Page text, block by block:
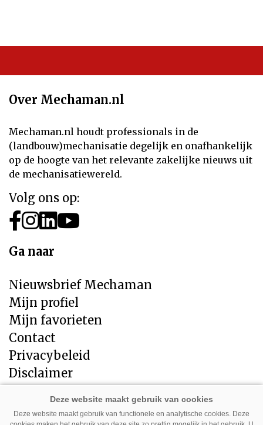
Over Mechaman.nl
Mechaman.nl houdt professionals in de
(landbouw)mechanisatie degelijk en onafhankelijk
op de hoogte van het relevante zakelijke nieuws uit
de mechanisatiewereld.
Volg ons op:
Ga naar
Nieuwsbrief Mechaman
Mijn profiel
Mijn favorieten
Contact
Privacybeleid
Disclaimer
Direct naar
Deze website maakt gebruik van functionele en analytische cookies. Deze